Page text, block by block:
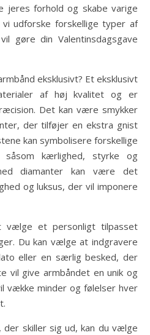
jeres forhold og skabe varige
udforske forskellige typer af
gøre din Valentinsdagsgave
eksklusivt? Et eksklusivt
af høj kvalitet og er
Det kan være smykker
der tilføjer en ekstra gnist
kan symbolisere forskellige
såsom kærlighed, styrke og
diamanter kan være det
og luksus, der vil imponere
vælge et personligt tilpasset
Du kan vælge at indgravere
eller en særlig besked, der
vil give armbåndet en unik og
vække minder og følelser hver
skiller sig ud, kan du vælge